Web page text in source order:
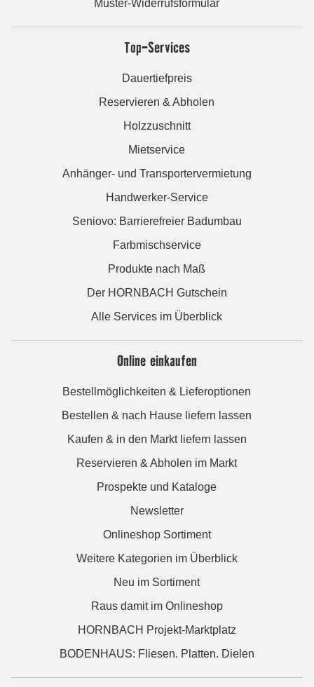
Muster-Widerrufsformular
Top-Services
Dauertiefpreis
Reservieren & Abholen
Holzzuschnitt
Mietservice
Anhänger- und Transportervermietung
Handwerker-Service
Seniovo: Barrierefreier Badumbau
Farbmischservice
Produkte nach Maß
Der HORNBACH Gutschein
Alle Services im Überblick
Online einkaufen
Bestellmöglichkeiten & Lieferoptionen
Bestellen & nach Hause liefern lassen
Kaufen & in den Markt liefern lassen
Reservieren & Abholen im Markt
Prospekte und Kataloge
Newsletter
Onlineshop Sortiment
Weitere Kategorien im Überblick
Neu im Sortiment
Raus damit im Onlineshop
HORNBACH Projekt-Marktplatz
BODENHAUS: Fliesen. Platten. Dielen